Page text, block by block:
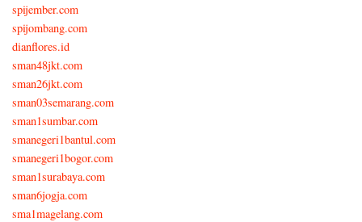
spijember.com
spijombang.com
dianflores.id
sman48jkt.com
sman26jkt.com
sman03semarang.com
sman1sumbar.com
smanegeri1bantul.com
smanegeri1bogor.com
sman1surabaya.com
sman6jogja.com
sma1magelang.com